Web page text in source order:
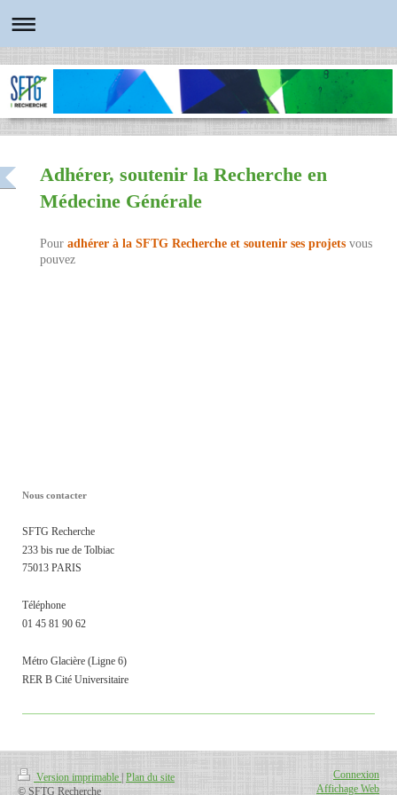
Adhérer, soutenir la Recherche en
Médecine Générale
Pour adhérer à la SFTG Recherche et soutenir ses projets vous
pouvez
Nous contacter
SFTG Recherche
233 bis rue de Tolbiac
75013 PARIS
Téléphone
01 45 81 90 62
Métro Glacière (Ligne 6)
RER B Cité Universitaire
Version imprimable
Plan du site
© SFTG Recherche
Connexion
Affichage Web